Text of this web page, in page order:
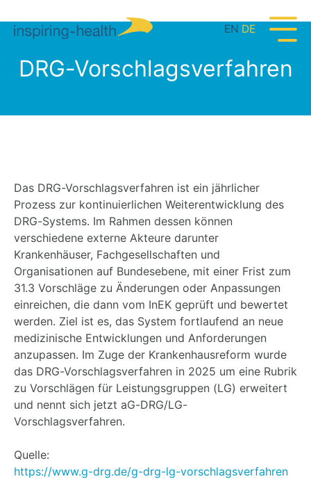
EN DE
DRG-Vorschlagsverfahren
Das DRG-Vorschlagsverfahren ist ein jährlicher
Prozess zur kontinuierlichen Weiterentwicklung des
DRG-Systems. Im Rahmen dessen können
verschiedene externe Akteure darunter
Krankenhäuser, Fachgesellschaften und
Organisationen auf Bundesebene, mit einer Frist zum
31.3 Vorschläge zu Änderungen oder Anpassungen
einreichen, die dann vom InEK geprüft und bewertet
werden. Ziel ist es, das System fortlaufend an neue
medizinische Entwicklungen und Anforderungen
anzupassen. Im Zuge der Krankenhausreform wurde
das DRG-Vorschlagsverfahren in 2025 um eine Rubrik
zu Vorschlägen für Leistungsgruppen (LG) erweitert
und nennt sich jetzt aG-DRG/LG-
Vorschlagsverfahren.
Quelle:
https://www.g-drg.de/g-drg-lg-vorschlagsverfahren